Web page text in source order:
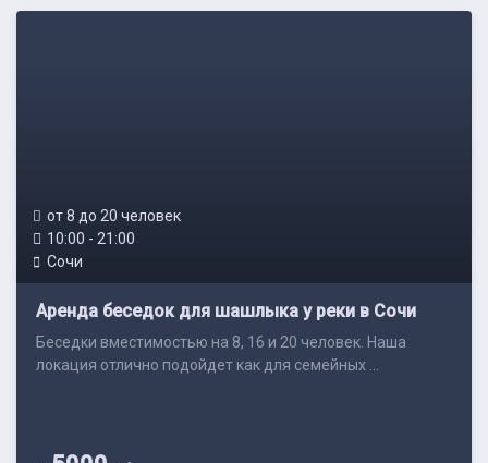
от 8 до 20 человек
10:00 - 21:00
Сочи
Аренда беседок для шашлыка у реки в Сочи
Беседки вместимостью на 8, 16 и 20 человек. Наша
локация отлично подойдет как для семейных ...